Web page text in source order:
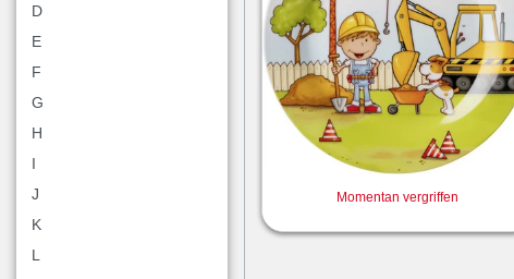
D
E
F
G
H
I
J
K
L
Momentan vergriffen